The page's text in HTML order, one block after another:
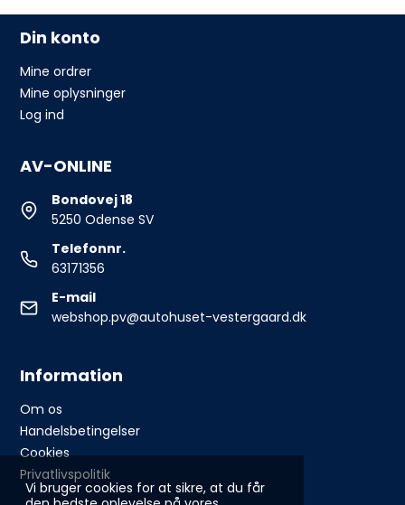
Vi bruger cookies for at sikre, at du får
Din konto
Mine ordrer
Mine oplysninger
Log ind
AV-ONLINE
Bondovej 18
5250 Odense SV
Telefonnr.
63171356
E-mail
webshop.pv@autohuset-vestergaard.dk
Information
Om os
Handelsbetingelser
Cookies
Privatlivspolitik